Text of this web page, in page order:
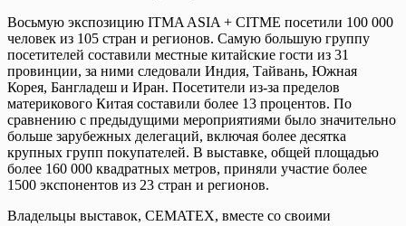
Восьмую экспозицию ITMA ASIA + CITME посетили 100 000
человек из 105 стран и регионов. Самую большую группу
посетителей составили местные китайские гости из 31
провинции, за ними следовали Индия, Тайвань, Южная
Корея, Бангладеш и Иран. Посетители из-за пределов
материкового Китая составили более 13 процентов. По
сравнению с предыдущими мероприятиями было значительно
больше зарубежных делегаций, включая более десятка
крупных групп покупателей. В выставке, общей площадью
более 160 000 квадратных метров, приняли участие более
1500 экспонентов из 23 стран и регионов.
Владельцы выставок, CEMATEX, вместе со своими